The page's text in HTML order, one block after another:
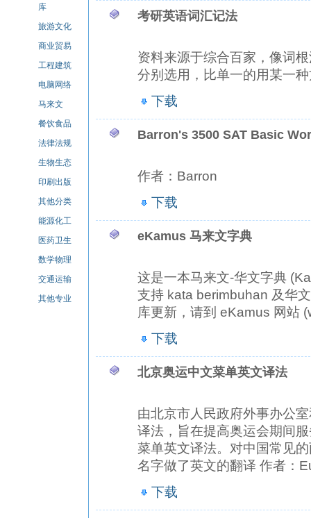
库
旅游文化
商业贸易
工程建筑
电脑网络
马来文
餐饮食品
法律法规
生物生态
印刷出版
其他分类
能源化工
医药卫生
数学物理
交通运输
其他专业
考研英语词汇记法
资料来源于综合百家，像词
分别选用，比单一的用某一
下载
Barron's 3500 SAT Basic
作者：Barron
下载
eKamus 马来文字典
这是一本马来文-华文字典
支持 kata berimbuhan 及华
库更新，请到 eKamus 网站
下载
北京奥运中文菜单英文译法
由北京市人民政府外事办公
译法，旨在提高奥运会期间
菜单英文译法。对中国常见
名字做了英文的翻译 作者：
下载